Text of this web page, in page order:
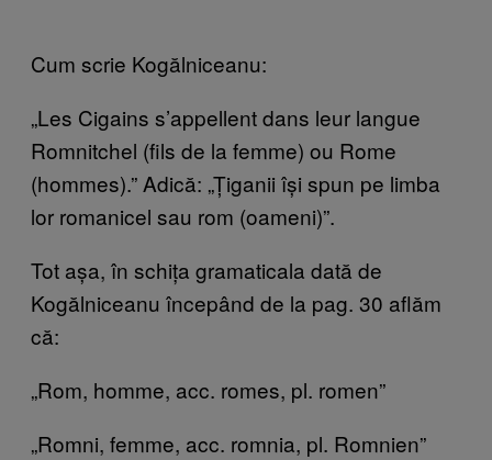
Cum scrie Kogălniceanu:
„Les Cigains s’appellent dans leur langue
Romnitchel (fils de la femme) ou Rome
(hommes).” Adică: „Țiganii își spun pe limba
lor romanicel sau rom (oameni)”.
Tot așa, în schița gramaticala dată de
Kogălniceanu începând de la pag. 30 aflăm
că:
„Rom, homme, acc. romes, pl. romen”
„Romni, femme, acc. romnia, pl. Romnien”